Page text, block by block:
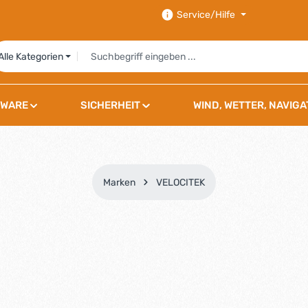
Service/Hilfe
Kategorien
SICHERHEIT WIND, WETTER,
Marken VELOCITEK